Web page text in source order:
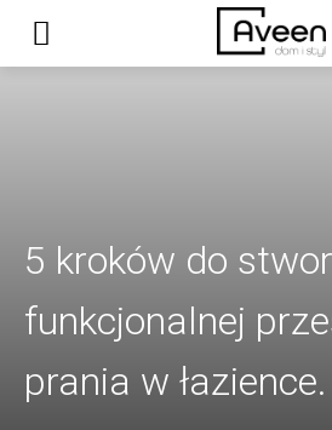
5 kroków do
funkcjonalnej
prania w łazience.